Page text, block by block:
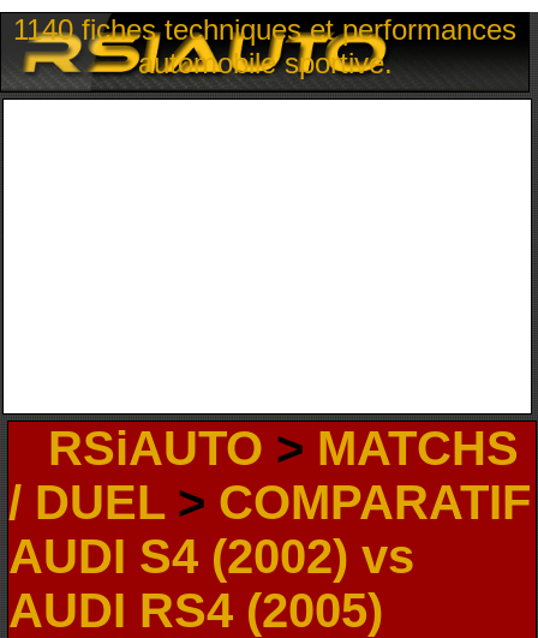
1140 fiches techniques et performances
automobile sportive.
RSiAUTO > MATCHS
/ DUEL> COMPARATIF
AUDI S4 (2002) vs
AUDI RS4 (2005)